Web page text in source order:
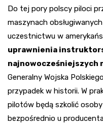
Do tej pory polscy piloci
maszynach
uczestnictwu w
uprawnienia
najnowocześniejszych
Generalny Wojska
przypadek w historii. W
pilotów będą szkolić
bezpośrednio u